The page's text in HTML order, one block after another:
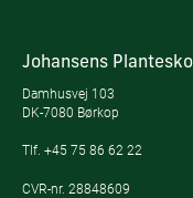
Johansens
Damhusvej 103
DK-7080 Børkop
Tlf. +45 75 86 62 22
CVR-nr. 28848609